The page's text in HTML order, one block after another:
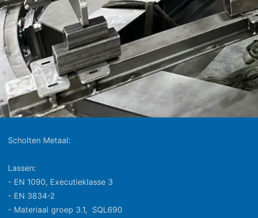
Scholten Metaal:
Lassen:
- EN 1090, Executieklasse 3
- EN 3834-2
- Materiaal groep 3.1, SQL690